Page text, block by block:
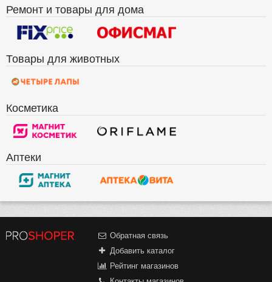
Ремонт и товары для дома
Товары для животных
Косметика
Аптеки
Обратная связь
Добавить каталог
Рейтинг магазинов